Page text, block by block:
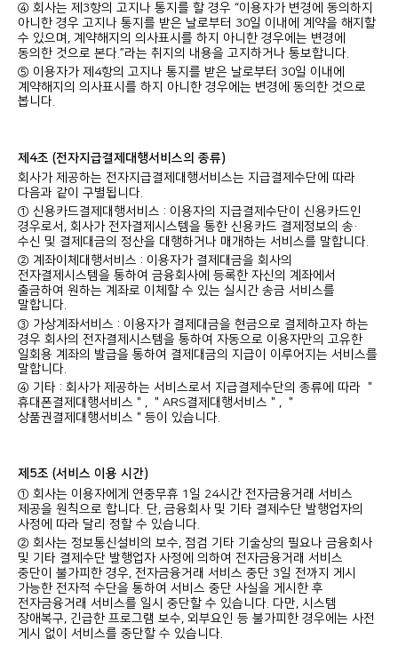
④ 회사는 제3항의 고지나 통지를 할 경우 “이용자가 변경에 동의하지
아니한 경우 고지나 통지를 받은 날로부터 30일 이내에 계약을 해지할
수 있으며, 계약해지의 의사표시를 하지 아니한 경우에는 변경에
동의한 것으로 본다.”라는 취지의 내용을 고지하거나 통보합니다.
⑤ 이용자가 제4항의 고지나 통지를 받은 날로부터 30일 이내에
계약해지의 의사표시를 하지 아니한 경우에는 변경에 동의한 것으로
봅니다.
제4조 (전자지급결제대행서비스의 종류)
회사가 제공하는 전자지급결제대행서비스는 지급결제수단에 따라
다음과 같이 구별됩니다.
① 신용카드결제대행서비스 : 이용자의 지급결제수단이 신용카드인
경우로서, 회사가 전자결제시스템을 통한 신용카드 결제정보의 송·
수신 및 결제대금의 정산을 대행하거나 매개하는 서비스를 말합니다.
② 계좌이체대행서비스 : 이용자가 결제대금을 회사의
전자결제시스템을 통하여 금융회사에 등록한 자신의 계좌에서
출금하여 원하는 계좌로 이체할 수 있는 실시간 송금 서비스를
말합니다.
③ 가상계좌서비스 : 이용자가 결제대금을 현금으로 결제하고자 하는
경우 회사의 전자결제시스템을 통하여 자동으로 이용자만의 고유한
일회용 계좌의 발급을 통하여 결제대금의 지급이 이루어지는 서비스를
말합니다.
④ 기타 : 회사가 제공하는 서비스로서 지급결제수단의 종류에 따라 ＂
휴대폰결제대행서비스＂, ＂ARS결제대행서비스＂, ＂
상품권결제대행서비스＂등이 있습니다.
제5조 (서비스 이용 시간)
① 회사는 이용자에게 연중무휴 1일 24시간 전자금융거래 서비스
제공을 원칙으로 합니다. 단, 금융회사 및 기타 결제수단 발행업자의
사정에 따라 달리 정할 수 있습니다.
② 회사는 정보통신설비의 보수, 점검 기타 기술상의 필요나 금융회사
및 기타 결제수단 발행업자 사정에 의하여 전자금융거래 서비스
중단이 불가피한 경우, 전자금융거래 서비스 중단 3일 전까지 게시
가능한 전자적 수단을 통하여 서비스 중단 사실을 게시한 후
전자금융거래 서비스를 일시 중단할 수 있습니다. 다만, 시스템
장애복구, 긴급한 프로그램 보수, 외부요인 등 불가피한 경우에는 사전
게시 없이 서비스를 중단할 수 있습니다.